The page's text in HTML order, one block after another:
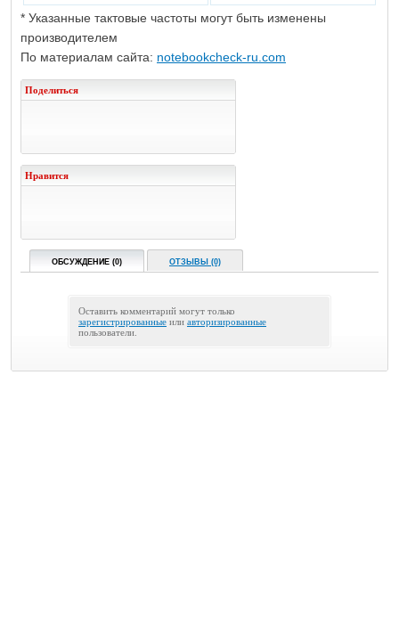
* Указанные тактовые частоты могут быть изменены
производителем
По материалам сайта: notebookcheck-ru.com
Поделиться
Нравится
ОБСУЖДЕНИЕ (0) ОТЗЫВЫ (0)
Оставить комментарий могут только
зарегистрированные или авторизированные
пользователи.